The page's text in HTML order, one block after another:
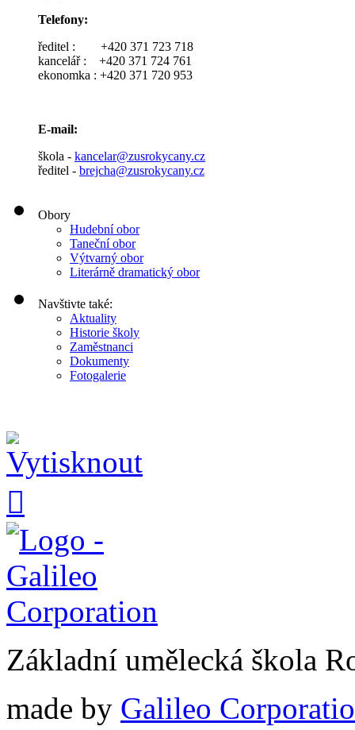
Telefony:
ředitel : +420 371 723 718
kancelář : +420 371 724 761
ekonomka : +420 371 720 953
E-mail:
škola - kancelar@zusrokycany.cz
ředitel - brejcha@zusrokycany.cz
Obory
Hudební obor
Taneční obor
Výtvarný obor
Literárně dramatický obor
Navštivte také:
Aktuality
Historie školy
Zaměstnanci
Dokumenty
Fotogalerie

Základní umělecká škola
made by Galileo